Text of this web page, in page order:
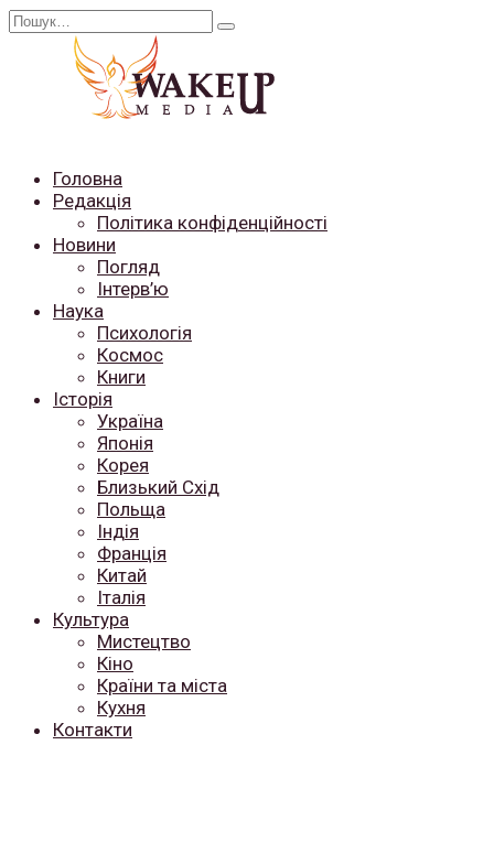
Перейти
Search
Головна
Редакція
Політика конфіденційності
Новини
Погляд
Інтерв’ю
Наука
Психологія
Космос
Книги
Історія
Україна
Японія
Корея
Близький Схід
Польща
Індія
Франція
Китай
Італія
Культура
Мистецтво
Кіно
Країни та міста
Кухня
Контакти